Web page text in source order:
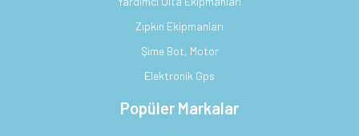
Zıpkın Ekipmanları
Şime Bot, Motor
Elektronik Gps
Popüler Markalar